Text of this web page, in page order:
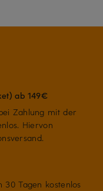
ab 149€
Zahlung mit der
Hiervon
30 Tagen kostenlos